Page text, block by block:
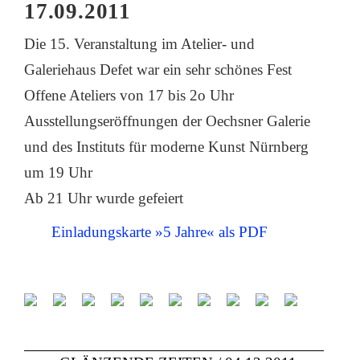
17.09.2011
Die 15. Veranstaltung im Atelier- und
Galeriehaus Defet war ein sehr schönes Fest
Offene Ateliers von 17 bis 2o Uhr
Ausstellungseröffnungen der Oechsner Galerie
und des Instituts für moderne Kunst Nürnberg
um 19 Uhr
Ab 21 Uhr wurde gefeiert
Einladungskarte »5 Jahre« als PDF